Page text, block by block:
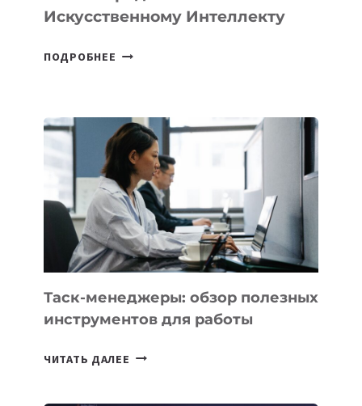
Искусственному Интеллекту
ПОДРОБНЕЕ
НОВЫЕ
ПРЕДМЕТЫ
ПО
ИСКУССТВЕННОМУ
ИНТЕЛЛЕКТУ
Таск-менеджеры: обзор полезных
инструментов для работы
ЧИТАТЬ ДАЛЕЕ ТАСК-